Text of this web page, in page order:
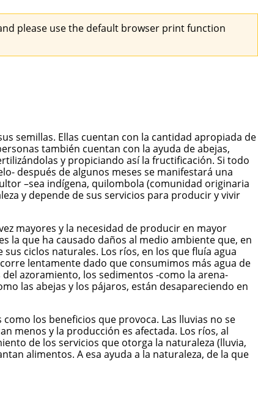
please use the default browser print function
semillas. Ellas cuentan con la cantidad apropiada de
también cuentan con la ayuda de abejas,
y propiciando así la fructificación. Si todo
después de algunos meses se manifestará una
–sea indígena, quilombola (comunidad originaria
y depende de sus servicios para producir y vivir
mayores y la necesidad de producir en mayor
la que ha causado daños al medio ambiente que, en
ciclos naturales. Los ríos, en los que fluía agua
lentamente dado que consumimos más agua de
azoramiento, los sedimentos -como la arena-
las abejas y los pájaros, están desapareciendo en
los beneficios que provoca. Las lluvias no se
menos y la producción es afectada. Los ríos, al
de los servicios que otorga la naturaleza (lluvia,
alimentos. A esa ayuda a la naturaleza, de la que